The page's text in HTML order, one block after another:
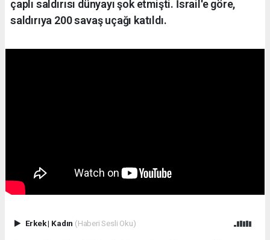
çaplı saldırısı dünyayı şok etmişti. İsrail'e göre,
saldırıya 200 savaş uçağı katıldı.
Erkek| Kadın (Haberi Sesli Oku)